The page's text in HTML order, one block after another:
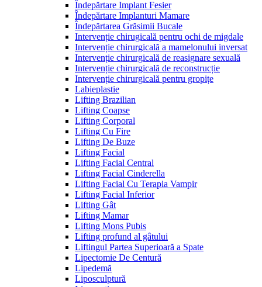
Îndepărtare Implant Fesier
Îndepărtare Implanturi Mamare
Îndepărtarea Grăsimii Bucale
Intervenție chirugicală pentru ochi de migdale
Intervenție chirurgicală a mamelonului inversat
Intervenție chirurgicală de reasignare sexuală
Intervenție chirurgicală de reconstrucție
Intervenție chirurgicală pentru gropițe
Labieplastie
Lifting Brazilian
Lifting Coapse
Lifting Corporal
Lifting Cu Fire
Lifting De Buze
Lifting Facial
Lifting Facial Central
Lifting Facial Cinderella
Lifting Facial Cu Terapia Vampir
Lifting Facial Inferior
Lifting Gât
Lifting Mamar
Lifting Mons Pubis
Lifting profund al gâtului
Liftingul Partea Superioară a Spate
Lipectomie De Centură
Lipedemă
Liposculptură